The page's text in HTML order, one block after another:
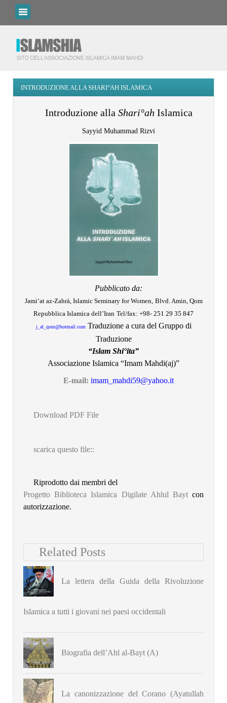
INTRODUZIONE ALLA SHARI°AH ISLAMICA
Introduzione alla Shari°ah Islamica
Sayyid Muhammad Rizvi
Pubblicato da:
Jami‘at az-Zahrà, Islamic Seminary for Women, Blvd. Amin, Qom
Repubblica Islamica dell’Iran Tel/fax: +98- 251 29 35 847
j_al_qom@hotmail.com Traduzione a cura del Gruppo di
Traduzione
“Islam Shi°ita”
Associazione Islamica “Imam Mahdi(aj)”
E-mail: imam_mahdi59@yahoo.it
Download PDF File
scarica questo file::
Riprodotto dai membri del
Progetto Biblioteca Islamica Digilate Ahlul Baytcon
autorizzazione.
Related Posts
La lettera della Guida della Rivoluzione
Islamica a tutti i giovani nei paesi occidentali
Biografia dell’Ahl al-Bayt (A)
La canonizzazione del Corano (Ayatullah